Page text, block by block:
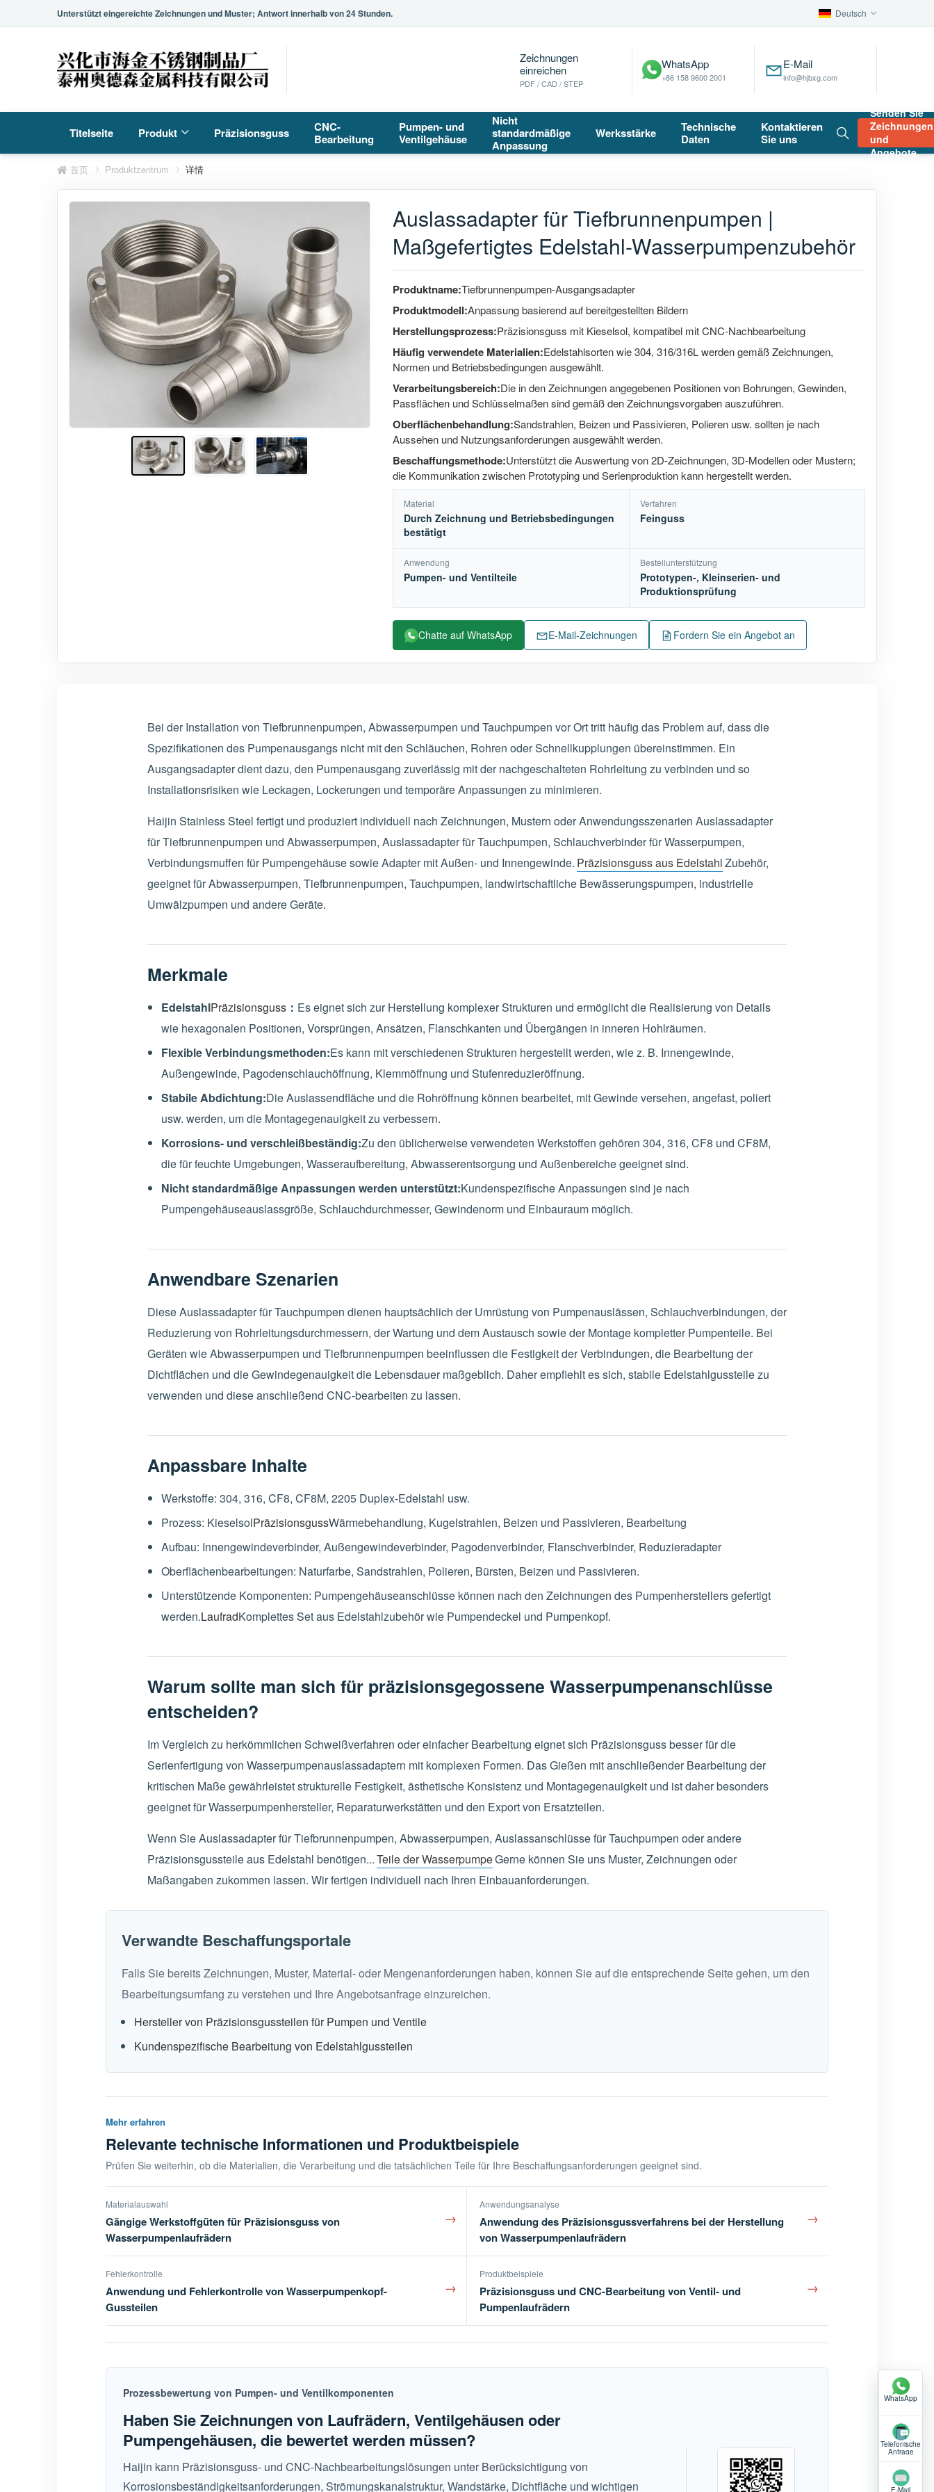
Unterstützt eingereichte Zeichnungen und Muster; Antwort innerhalb von 24 Stunden. Deutsch
Zeichnungen
einreichen
PDF / CAD / STEP
WhatsApp
+86 158 9600 2001
E-Mail
info@hjbxg.com
Titelseite Produkt Präzisionsguss
CNC-
Bearbeitung
Pumpen- und
Ventilgehäuse
Nicht
standardmäßige
Anpassung
Werksstärke
Technische
Daten
Kontaktieren
Sie uns
Senden Sie
Zeichnungen
und
Angebote.
首页 Produktzentrum 详情
Auslassadapter für Tiefbrunnenpumpen |
Maßgefertigtes Edelstahl-Wasserpumpenzubehör
Produktname:Tiefbrunnenpumpen-Ausgangsadapter
Produktmodell:Anpassung basierend auf bereitgestellten Bildern
Herstellungsprozess:Präzisionsguss mit Kieselsol, kompatibel mit CNC-Nachbearbeitung
Häufig verwendete Materialien:Edelstahlsorten wie 304, 316/316L werden gemäß Zeichnungen,
Normen und Betriebsbedingungen ausgewählt.
Verarbeitungsbereich:Die in den Zeichnungen angegebenen Positionen von Bohrungen, Gewinden,
Passflächen und Schlüsselmaßen sind gemäß den Zeichnungsvorgaben auszuführen.
Oberflächenbehandlung:Sandstrahlen, Beizen und Passivieren, Polieren usw. sollten je nach
Aussehen und Nutzungsanforderungen ausgewählt werden.
Beschaffungsmethode:Unterstützt die Auswertung von 2D-Zeichnungen, 3D-Modellen oder Mustern;
die Kommunikation zwischen Prototyping und Serienproduktion kann hergestellt werden.
Material
Durch Zeichnung und Betriebsbedingungen
bestätigt
Verfahren
Feinguss
Anwendung
Pumpen- und Ventilteile
Bestellunterstützung
Prototypen-, Kleinserien- und
Produktionsprüfung
Chatte auf WhatsApp E-Mail-Zeichnungen Fordern Sie ein Angebot an
Bei der Installation von Tiefbrunnenpumpen, Abwasserpumpen und Tauchpumpen vor Ort tritt häufig das Problem auf, dass die
Spezifikationen des Pumpenausgangs nicht mit den Schläuchen, Rohren oder Schnellkupplungen übereinstimmen. Ein
Ausgangsadapter dient dazu, den Pumpenausgang zuverlässig mit der nachgeschalteten Rohrleitung zu verbinden und so
Installationsrisiken wie Leckagen, Lockerungen und temporäre Anpassungen zu minimieren.
Haijin Stainless Steel fertigt und produziert individuell nach Zeichnungen, Mustern oder Anwendungsszenarien Auslassadapter
für Tiefbrunnenpumpen und Abwasserpumpen, Auslassadapter für Tauchpumpen, Schlauchverbinder für Wasserpumpen,
Verbindungsmuffen für Pumpengehäuse sowie Adapter mit Außen- und Innengewinde. Präzisionsguss aus EdelstahlZubehör,
geeignet für Abwasserpumpen, Tiefbrunnenpumpen, Tauchpumpen, landwirtschaftliche Bewässerungspumpen, industrielle
Umwälzpumpen und andere Geräte.
Merkmale
EdelstahlPräzisionsguss ： Es eignet sich zur Herstellung komplexer Strukturen und ermöglicht die Realisierung von Details
wie hexagonalen Positionen, Vorsprüngen, Ansätzen, Flanschkanten und Übergängen in inneren Hohlräumen.
Flexible Verbindungsmethoden:Es kann mit verschiedenen Strukturen hergestellt werden, wie z. B. Innengewinde,
Außengewinde, Pagodenschlauchöffnung, Klemmöffnung und Stufenreduzieröffnung.
Stabile Abdichtung:Die Auslassendfläche und die Rohröffnung können bearbeitet, mit Gewinde versehen, angefast, poliert
usw. werden, um die Montagegenauigkeit zu verbessern.
Korrosions- und verschleißbeständig:Zu den üblicherweise verwendeten Werkstoffen gehören 304, 316, CF8 und CF8M,
die für feuchte Umgebungen, Wasseraufbereitung, Abwasserentsorgung und Außenbereiche geeignet sind.
Nicht standardmäßige Anpassungen werden unterstützt:Kundenspezifische Anpassungen sind je nach
Pumpengehäuseauslassgröße, Schlauchdurchmesser, Gewindenorm und Einbauraum möglich.
Anwendbare Szenarien
Diese Auslassadapter für Tauchpumpen dienen hauptsächlich der Umrüstung von Pumpenauslässen, Schlauchverbindungen, der
Reduzierung von Rohrleitungsdurchmessern, der Wartung und dem Austausch sowie der Montage kompletter Pumpenteile. Bei
Geräten wie Abwasserpumpen und Tiefbrunnenpumpen beeinflussen die Festigkeit der Verbindungen, die Bearbeitung der
Dichtflächen und die Gewindegenauigkeit die Lebensdauer maßgeblich. Daher empfiehlt es sich, stabile Edelstahlgussteile zu
verwenden und diese anschließend CNC-bearbeiten zu lassen.
Anpassbare Inhalte
Werkstoffe: 304, 316, CF8, CF8M, 2205 Duplex-Edelstahl usw.
Prozess: KieselsolPräzisionsgussWärmebehandlung, Kugelstrahlen, Beizen und Passivieren, Bearbeitung
Aufbau: Innengewindeverbinder, Außengewindeverbinder, Pagodenverbinder, Flanschverbinder, Reduzieradapter
Oberflächenbearbeitungen: Naturfarbe, Sandstrahlen, Polieren, Bürsten, Beizen und Passivieren.
Unterstützende Komponenten: Pumpengehäuseanschlüsse können nach den Zeichnungen des Pumpenherstellers gefertigt
werden.LaufradKomplettes Set aus Edelstahlzubehör wie Pumpendeckel und Pumpenkopf.
Warum sollte man sich für präzisionsgegossene Wasserpumpenanschlüsse
entscheiden?
Im Vergleich zu herkömmlichen Schweißverfahren oder einfacher Bearbeitung eignet sich Präzisionsguss besser für die
Serienfertigung von Wasserpumpenauslassadaptern mit komplexen Formen. Das Gießen mit anschließender Bearbeitung der
kritischen Maße gewährleistet strukturelle Festigkeit, ästhetische Konsistenz und Montagegenauigkeit und ist daher besonders
geeignet für Wasserpumpenhersteller, Reparaturwerkstätten und den Export von Ersatzteilen.
Wenn Sie Auslassadapter für Tiefbrunnenpumpen, Abwasserpumpen, Auslassanschlüsse für Tauchpumpen oder andere
Präzisionsgussteile aus Edelstahl benötigen...Teile der WasserpumpeGerne können Sie uns Muster, Zeichnungen oder
Maßangaben zukommen lassen. Wir fertigen individuell nach Ihren Einbauanforderungen.
Verwandte Beschaffungsportale
Falls Sie bereits Zeichnungen, Muster, Material- oder Mengenanforderungen haben, können Sie auf die entsprechende Seite gehen, um den
Bearbeitungsumfang zu verstehen und Ihre Angebotsanfrage einzureichen.
Hersteller von Präzisionsgussteilen für Pumpen und Ventile
Kundenspezifische Bearbeitung von Edelstahlgussteilen
Mehr erfahren
Relevante technische Informationen und Produktbeispiele
Prüfen Sie weiterhin, ob die Materialien, die Verarbeitung und die tatsächlichen Teile für Ihre Beschaffungsanforderungen geeignet sind.
Materialauswahl
Gängige Werkstoffgüten für Präzisionsguss von
Wasserpumpenlaufrädern
→
Anwendungsanalyse
Anwendung des Präzisionsgussverfahrens bei der Herstellung
von Wasserpumpenlaufrädern
→
Fehlerkontrolle
Anwendung und Fehlerkontrolle von Wasserpumpenkopf-
Gussteilen
→
Produktbeispiele
Präzisionsguss und CNC-Bearbeitung von Ventil- und
Pumpenlaufrädern
→
Prozessbewertung von Pumpen- und Ventilkomponenten
Haben Sie Zeichnungen von Laufrädern, Ventilgehäusen oder
Pumpengehäusen, die bewertet werden müssen?
Haijin kann Präzisionsguss- und CNC-Nachbearbeitungslösungen unter Berücksichtigung von
Korrosionsbeständigkeitsanforderungen, Strömungskanalstruktur, Wandstärke, Dichtfläche und wichtigen
WhatsApp
Telefonische
Anfrage
E-Mail